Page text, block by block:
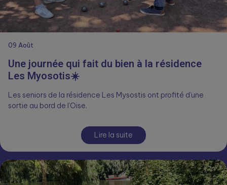
09 Août
Une journée qui fait du bien à la résidence
Les Myosotis☀️
Les seniors de la résidence Les Mysostis ont profité d’une
sortie au bord de l’Oise.
Lire la suite